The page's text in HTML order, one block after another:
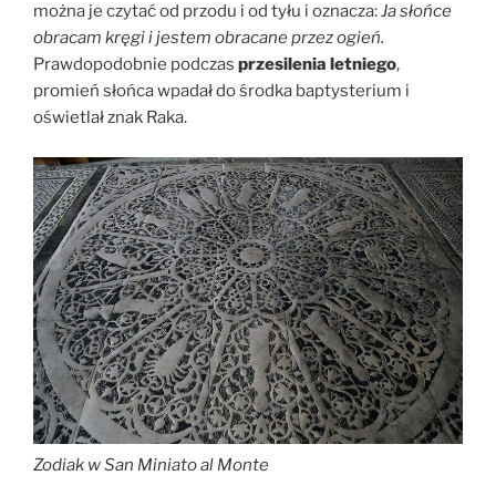
można je czytać od przodu i od tyłu i oznacza:Ja słońce
obracam kręgi i jestem obracane przez ogień.
Prawdopodobnie podczas przesilenia letniego,
promień słońca wpadał do środka baptysterium i
oświetlał znak Raka.
Zodiak w San Miniato al Monte